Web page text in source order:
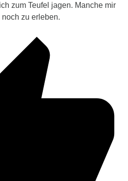
zum Teufel jagen. Manche mir
zu erleben.